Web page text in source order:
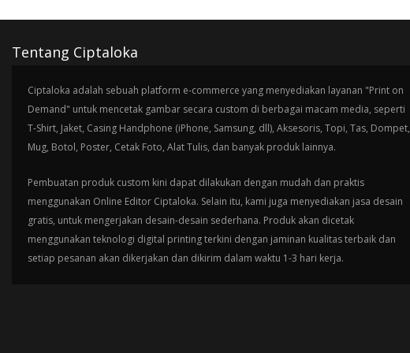
Tentang Ciptaloka
Ciptaloka adalah sebuah platform e-commerce yang menyediakan layanan "Print on
Demand" untuk mencetak gambar secara custom di berbagai macam media, seperti
T-Shirt, Jaket, Casing Handphone (iPhone, Samsung, dll), Aksesoris, Topi, Tas, Dompet,
Mug, Botol, Poster, Cetak Foto, Alat Tulis, dan banyak produk lainnya.
Pembuatan produk custom kini dapat dilakukan dengan mudah dan praktis
menggunakan Online Editor Ciptaloka. Selain itu, kami juga menyediakan jasa desain
gratis, untuk mengerjakan desain-desain sederhana. Produk akan dicetak
menggunakan teknologi digital printing terkini dengan jaminan kualitas terbaik dan
setiap pesanan akan dikerjakan dan dikirim dalam waktu 1-3 hari kerja.